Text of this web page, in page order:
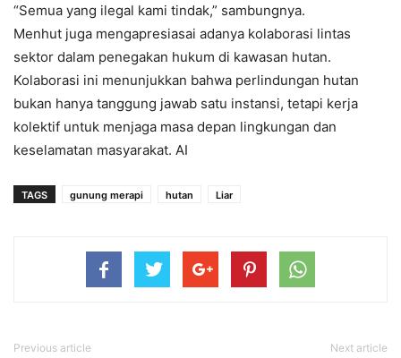
“Semua yang ilegal kami tindak,” sambungnya.
Menhut juga mengapresiasai adanya kolaborasi lintas
sektor dalam penegakan hukum di kawasan hutan.
Kolaborasi ini menunjukkan bahwa perlindungan hutan
bukan hanya tanggung jawab satu instansi, tetapi kerja
kolektif untuk menjaga masa depan lingkungan dan
keselamatan masyarakat. AI
TAGS gunung merapi hutan Liar
Previous article Next article